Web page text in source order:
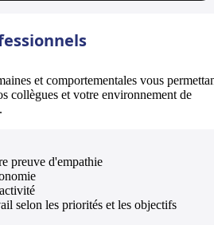
et comportementales vous
collègues et votre environnement de
preuve d'empathie
selon les priorités et les objectifs